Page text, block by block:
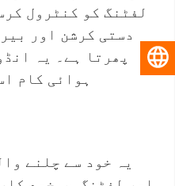
لفٹنگ کو کنٹرول
دستی کرشن اور
پھرتا ہے۔ یہ
ہوائی کام
یہ خود سے چلنے
اردو